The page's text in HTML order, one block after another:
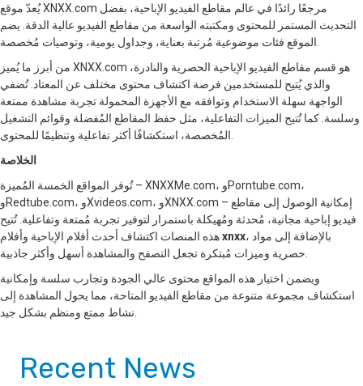
يُعدّ موقع XNXX.com مرجعًا رائدًا في عالم مقاطع الفيديو الإباحية، بفضل
التحديث المستمر للمحتوى ومكتبته الواسعة من مقاطع الفيديو عالية الدقة. يضم
من أبرز ما يُميز XNXX.com هو قسم مقاطع الفيديو الإباحية الحصرية والنادرة،
والذي يُتيح للمستخدمين فرصة اكتشاف محتوى مختلف عن المعتاد. تُضفي
الواجهة سهلة الاستخدام وتوافقه مع الأجهزة المحمولة تجربة مشاهدة ممتعة
وسلسة. كما تُتيح الميزات التفاعلية، مثل حفظ المقاطع المُفضلة وقوائم التشغيل
الخلاصة
تُوفر المواقع الخمسة المُميزة – XNXXMe.com، وPorntube.com،
وRedtube.com، وXvideos.com، وXNXX.com – إمكانية الوصول إلى مقاطع
فيديو إباحية مجانية، مُحدثة ومُهيكلة باستمرار لتوفير تجربة مُمتعة وتفاعلية. تُتيح
xnxx، بالإضافة إلى مواد
ويضمن اختيار هذه المواقع محتوى عالي الجودة وتجارب سلسة وإمكانية
استكشاف مجموعة متنوعة من مقاطع الفيديو المتاحة، مما يحول المشاهدة إلى
Recent News